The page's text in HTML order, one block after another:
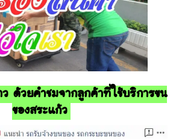
ด้วยคำชมจากลูกค้าที่ใช้บริการขน
ของสระแก้ว